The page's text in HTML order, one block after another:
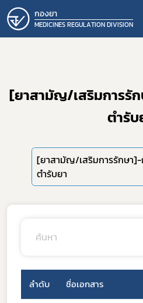
กองยา
MEDICINES REGULATION DIVISION
[ยาสามัญ/เสริมการรั
ตำรับ
[ยาสามัญ/เสริมการรักษา]-
ตำรับยา
ลำดับ ชื่อเอกสาร